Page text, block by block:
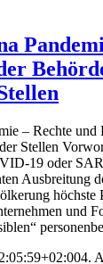
– Rechte und
Stellen
19 oder
Ausbreitung
höchste
und
4.